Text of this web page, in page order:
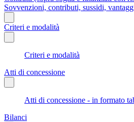
Sovvenzioni, contributi, sussidi,
Criteri e modalità
Criteri e modalità
Atti di concessione
Atti di concessione - in formato
Bilanci